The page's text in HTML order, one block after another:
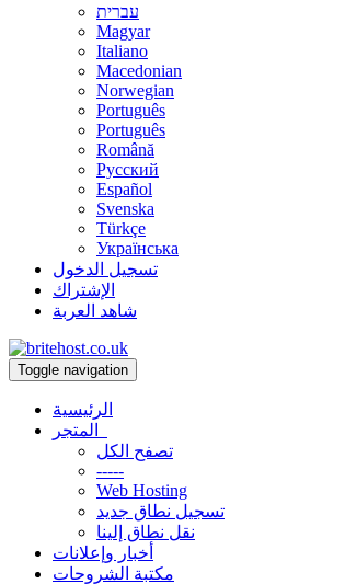
עברית
Magyar
Italiano
Macedonian
Norwegian
Português
Português
Română
Русский
Español
Svenska
Türkçe
Українська
تسجيل الدخول
الإشتراك
شاهد العربة
Toggle navigation
الرئيسية
تصفح الكل
-----
Web Hosting
تسجيل نطاق جديد
نقل نطاق إلينا
أخبار وإعلانات
مكتبة الشروحات